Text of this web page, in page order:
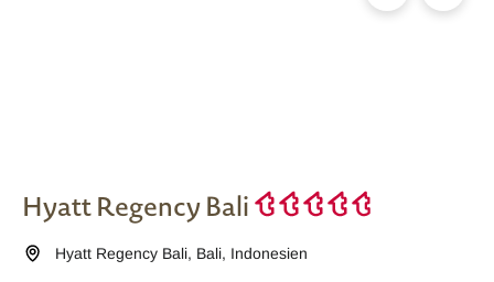
Hyatt Regency Bali
Hyatt Regency Bali, Bali, Indonesien